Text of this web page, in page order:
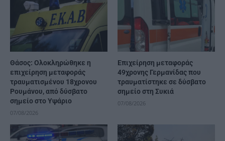
Θάσος: Ολοκληρώθηκε η
επιχείρηση μεταφοράς
τραυματισμένου 18χρονου
Ρουμάνου, από δύσβατο
σημείο στο Υψάριο
07/08/2026
Επιχείρηση μεταφοράς
49χρονης Γερμανίδας που
τραυματίστηκε σε δύσβατο
σημείο στη Συκιά
07/08/2026